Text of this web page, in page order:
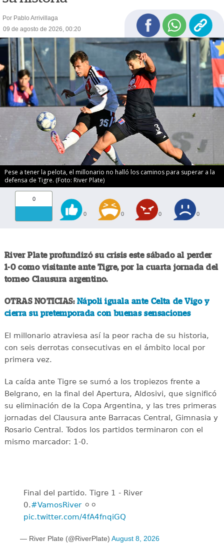
Por Pablo Arrivillaga
09 de agosto de 2026, 00:20
Pese a tener la pelota, el millonario no halló los caminos para superar a la
defensa de Tigre. (Foto: River Plate)
0
0 0 0 0
River Plate profundizó su crisis este sábado al perder
1-0 como visitante ante Tigre, por la cuarta jornada del
torneo Clausura argentino.
OTRAS NOTICIAS: Nápoli iguala ante Celta de Vigo y
cierra su pretemporada con buenas sensaciones
El millonario atraviesa así la peor racha de su historia,
con seis derrotas consecutivas en el ámbito local por
primera vez.
La caída ante Tigre se sumó a los tropiezos frente a
Belgrano, en la final del Apertura, Aldosivi, que significó
su eliminación de la Copa Argentina, y las tres primeras
jornadas del Clausura ante Barracas Central, Gimnasia y
Rosario Central. Todos los partidos terminaron con el
mismo marcador: 1-0.
Final del partido. Tigre 1 - River
0.#VamosRiver⚪️⚪️
pic.twitter.com/4fA4fnqiGQ
— River Plate (@RiverPlate) August 8, 2026